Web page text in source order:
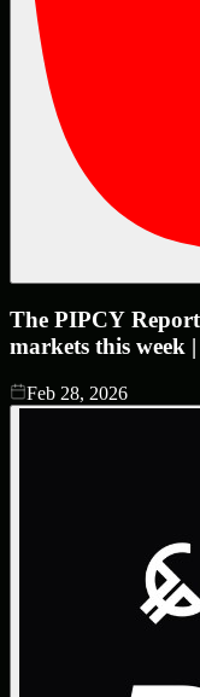
The PIPCY
markets this week
Feb 28, 2026